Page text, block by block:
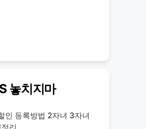
놓치지마
인 등록방법 2자녀 3자녀